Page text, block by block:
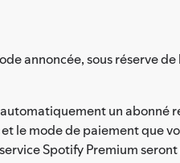
annoncée, sous réserve
un abonné
le mode de paiement que
Spotify Premium